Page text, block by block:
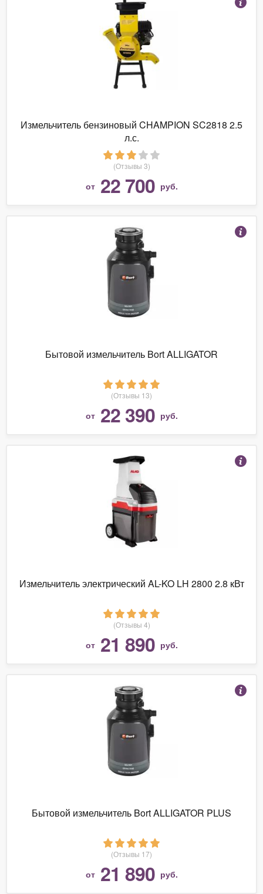
Измельчитель бензиновый CHAMPION SC2818 2.5
л.с.
(Отзывы 3)
от 22 700 руб.
Бытовой измельчитель Bort ALLIGATOR
(Отзывы 13)
от 22 390 руб.
Измельчитель электрический AL-KO LH 2800 2.8 кВт
(Отзывы 4)
от 21 890 руб.
Бытовой измельчитель Bort ALLIGATOR PLUS
(Отзывы 17)
от 21 890 руб.